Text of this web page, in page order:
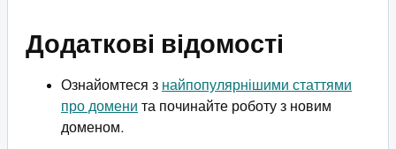
Додаткові відомості
Ознайомтеся з найпопулярнішими статтями
про домени та починайте роботу з новим
доменом.